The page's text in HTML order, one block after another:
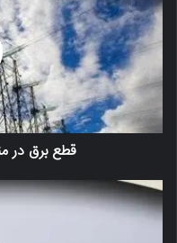
قطع برق در